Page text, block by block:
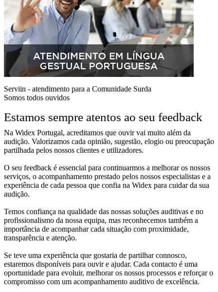
Serviin - atendimento para a Comunidade Surda
Somos todos ouvidos
Estamos sempre atentos ao seu feedback
Na Widex Portugal, acreditamos que ouvir vai muito além da
audição. Valorizamos cada opinião, sugestão, elogio ou preocupação
partilhada pelos nossos clientes e utilizadores.
O seu feedback é essencial para continuarmos a melhorar os nossos
serviços, o acompanhamento prestado pelos nossos especialistas e a
experiência de cada pessoa que confia na Widex para cuidar da sua
audição.
Temos confiança na qualidade das nossas soluções auditivas e no
profissionalismo da nossa equipa, mas reconhecemos também a
importância de acompanhar cada situação com proximidade,
transparência e atenção.
Se teve uma experiência que gostaria de partilhar connosco,
estaremos disponíveis para ouvir e ajudar. Cada contacto é uma
oportunidade para evoluir, melhorar os nossos processos e reforçar o
compromisso com um acompanhamento auditivo de excelência.